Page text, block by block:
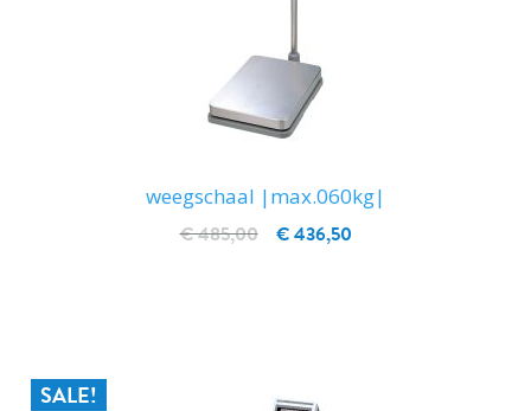
weegschaal |max.060kg|
€ 436,50
€ 485,00
SALE!